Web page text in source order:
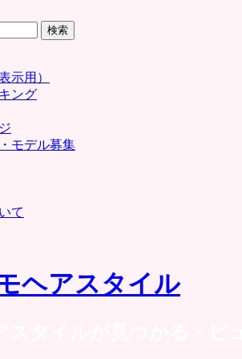
示用）
ング
モデル募集
て
ヘアスタイル